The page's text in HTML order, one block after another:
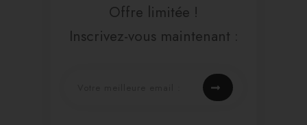
Offre limitée !
Inscrivez-vous maintenant :